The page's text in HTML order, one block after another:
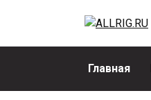
Главная